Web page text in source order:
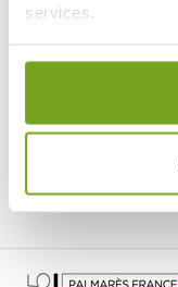
services.
Votre choix de
ACM MEDISUN+
11,55 €
AÑADIR A LA